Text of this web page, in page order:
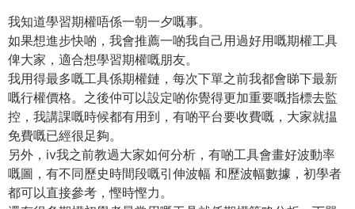
我知道學習期權唔係一朝一夕嘅事。
如果想進步快啲，我會推薦一啲我自己用過好用嘅期權工具
俾大家，適合想學習期權嘅朋友。
我用得最多嘅工具係期權鏈，每次下單之前我都會睇下最新
嘅行權價格。之後仲可以設定啲你覺得更加重要嘅指標去監
控，我講課嘅時候都有用到，有啲平台要收費嘅，大家就揾
免費嘅已經很足夠。
另外，iv我之前教過大家如何分析，有啲工具會畫好波動率
嘅圖，有不同歷史時間段嘅引伸波幅 和歷波幅數據，初學者
都可以直接參考，慳時慳力。